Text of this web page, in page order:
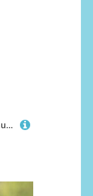
Stilvoller Baby-Geburtstagshut, Kopfbedeckung, schöner Schleifen-Charm, weicher Stoff, für Kinder ab 1 Jahr, modische Baby-Kopfbedeckung